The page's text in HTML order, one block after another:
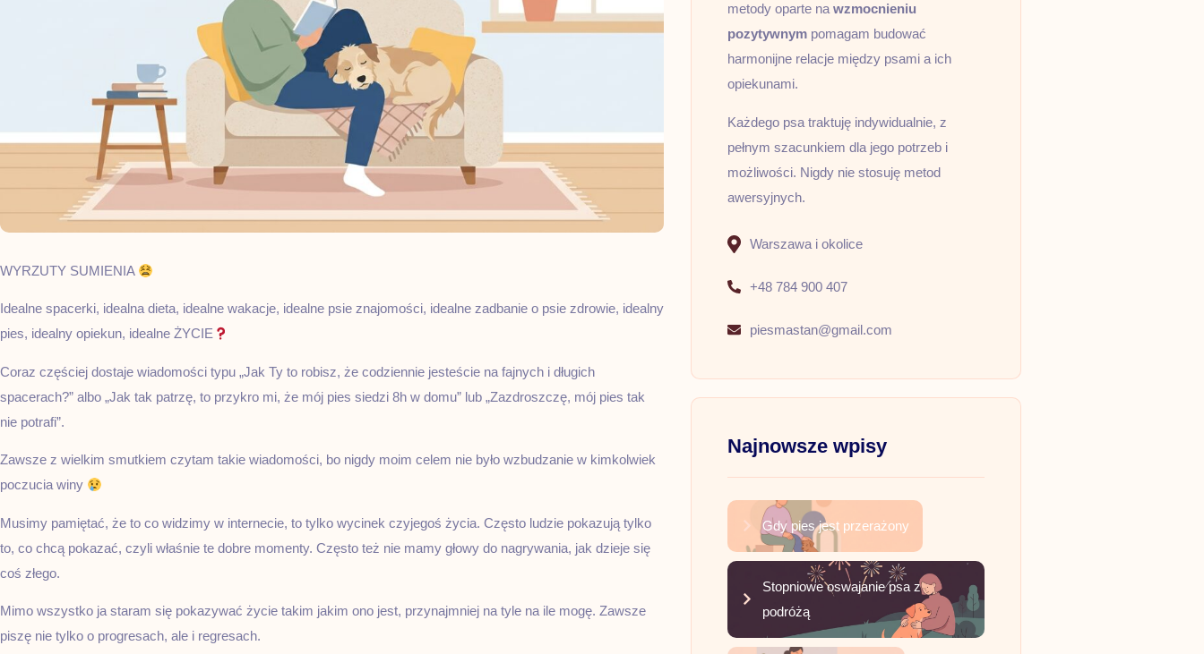
WYRZUTY SUMIENIA
Idealne spacerki, idealna dieta, idealne wakacje, idealne psie znajomości, idealne zadbanie o psie zdrowie, idealny
pies, idealny opiekun, idealne ŻYCIE
Coraz częściej dostaje wiadomości typu „Jak Ty to robisz, że codziennie jesteście na fajnych i długich
spacerach?” albo „Jak tak patrzę, to przykro mi, że mój pies siedzi 8h w domu” lub „Zazdroszczę, mój pies tak
nie potrafi”.
Zawsze z wielkim smutkiem czytam takie wiadomości, bo nigdy moim celem nie było wzbudzanie w kimkolwiek
poczucia winy
Musimy pamiętać, że to co widzimy w internecie, to tylko wycinek czyjegoś życia. Często ludzie pokazują tylko
to, co chcą pokazać, czyli właśnie te dobre momenty. Często też nie mamy głowy do nagrywania, jak dzieje się
coś złego.
Mimo wszystko ja staram się pokazywać życie takim jakim ono jest, przynajmniej na tyle na ile mogę. Zawsze
piszę nie tylko o progresach, ale i regresach.
metody oparte na wzmocnieniu
pozytywnym pomagam budować
harmonijne relacje między psami a ich
opiekunami.
Każdego psa traktuję indywidualnie, z
pełnym szacunkiem dla jego potrzeb i
możliwości. Nigdy nie stosuję metod
awersyjnych.
Warszawa i okolice
+48 784 900 407
piesmastan@gmail.com
Najnowsze wpisy
Gdy pies jest przerażony
Stopniowe oswajanie psa z
podróżą